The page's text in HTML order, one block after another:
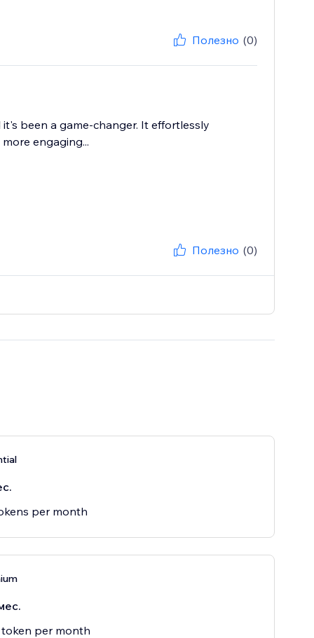
Полезно (0)
been a game-changer. It effortlessly
engaging...
Полезно (0)
per month
per month